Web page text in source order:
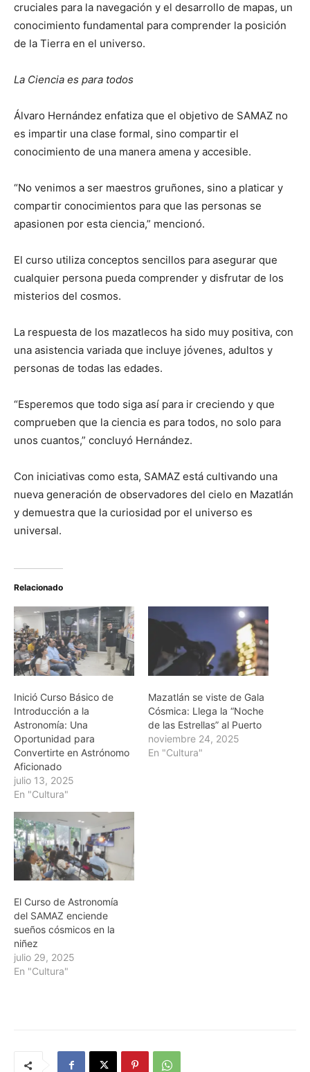
cruciales para la navegación y el desarrollo de mapas, un
conocimiento fundamental para comprender la posición
de la Tierra en el universo.
La Ciencia es para todos
Álvaro Hernández enfatiza que el objetivo de SAMAZ no
es impartir una clase formal, sino compartir el
conocimiento de una manera amena y accesible.
“No venimos a ser maestros gruñones, sino a platicar y
compartir conocimientos para que las personas se
apasionen por esta ciencia,” mencionó.
El curso utiliza conceptos sencillos para asegurar que
cualquier persona pueda comprender y disfrutar de los
misterios del cosmos.
La respuesta de los mazatlecos ha sido muy positiva, con
una asistencia variada que incluye jóvenes, adultos y
personas de todas las edades.
“Esperemos que todo siga así para ir creciendo y que
comprueben que la ciencia es para todos, no solo para
unos cuantos,” concluyó Hernández.
Con iniciativas como esta, SAMAZ está cultivando una
nueva generación de observadores del cielo en Mazatlán
y demuestra que la curiosidad por el universo es
universal.
Relacionado
Inició Curso Básico de
Introducción a la
Astronomía: Una
Oportunidad para
Convertirte en Astrónomo
Aficionado
julio 13, 2025
En "Cultura"
Mazatlán se viste de Gala
Cósmica: Llega la “Noche
de las Estrellas” al Puerto
noviembre 24, 2025
En "Cultura"
El Curso de Astronomía
del SAMAZ enciende
sueños cósmicos en la
niñez
julio 29, 2025
En "Cultura"